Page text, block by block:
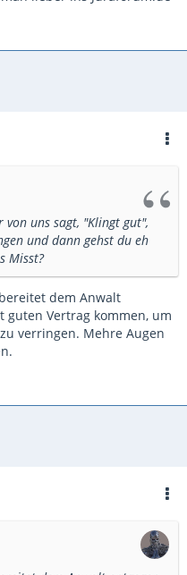
Nach Fertigstellung
die Firma Epic Games für
bekommt sofort in
der Vertragspartner
nicht in Abschnitte,
klar wird, wer wann wie
des Spiels
an, zunächst auf Steam
auf PlayStation 4,
auch Gebühren an? Dann
erwähnt werden.
Auch hier muss
würde: Die Klärung von
das nachher rauskommt,
würde ich sowas
uns sagt, "Klingt gut",
und dann gehst du eh
Misst?
dem Anwalt
Vertrag kommen, um
verringen. Mehre Augen